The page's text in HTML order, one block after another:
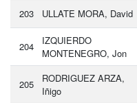
203 ULLATE MORA, David
204
IZQUIERDO
MONTENEGRO, Jon
205
RODRIGUEZ ARZA,
Iñigo